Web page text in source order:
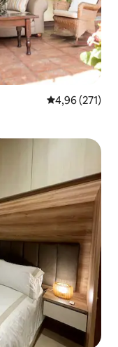
4,96 de uma
4,96 (271)